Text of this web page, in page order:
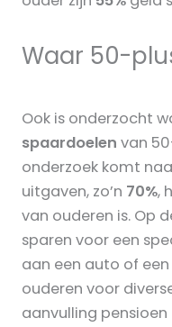
Waar 50-
Ook is onderzocht
spaardoelen van
onderzoek komt
uitgaven, zo’n 70%,
van ouderen is. Op
sparen voor een
aan een auto of
ouderen voor
aanvulling pensioen